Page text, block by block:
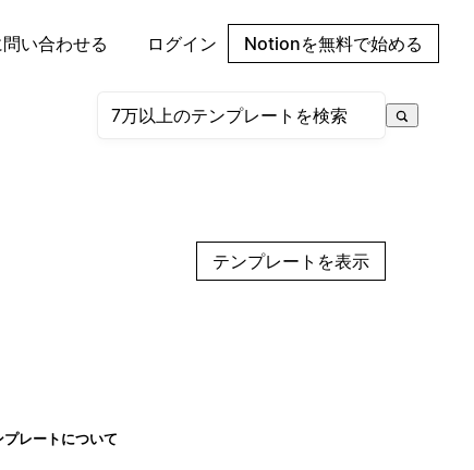
い合わせる ログイン Notionを無料で始める
テンプレートを表示
プレートについて